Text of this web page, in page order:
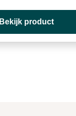
Bekijk product